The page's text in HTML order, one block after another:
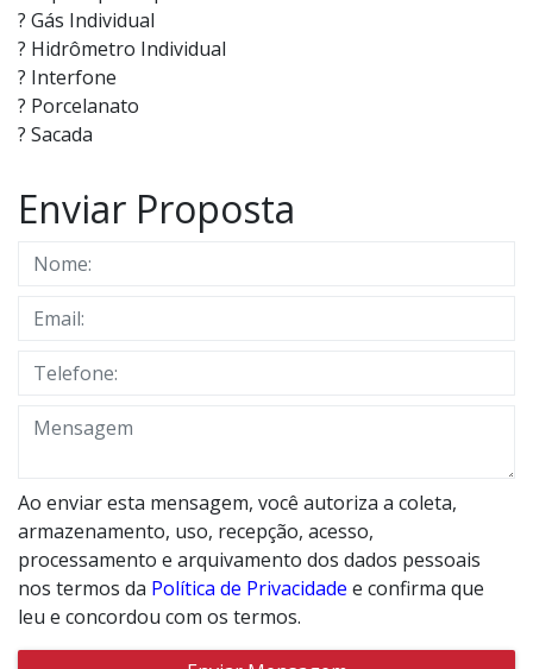
? Gás Individual
? Hidrômetro Individual
? Interfone
? Porcelanato
? Sacada
Enviar Proposta
Ao enviar esta mensagem, você autoriza a coleta,
armazenamento, uso, recepção, acesso,
processamento e arquivamento dos dados pessoais
nos termos da Política de Privacidade e confirma que
leu e concordou com os termos.